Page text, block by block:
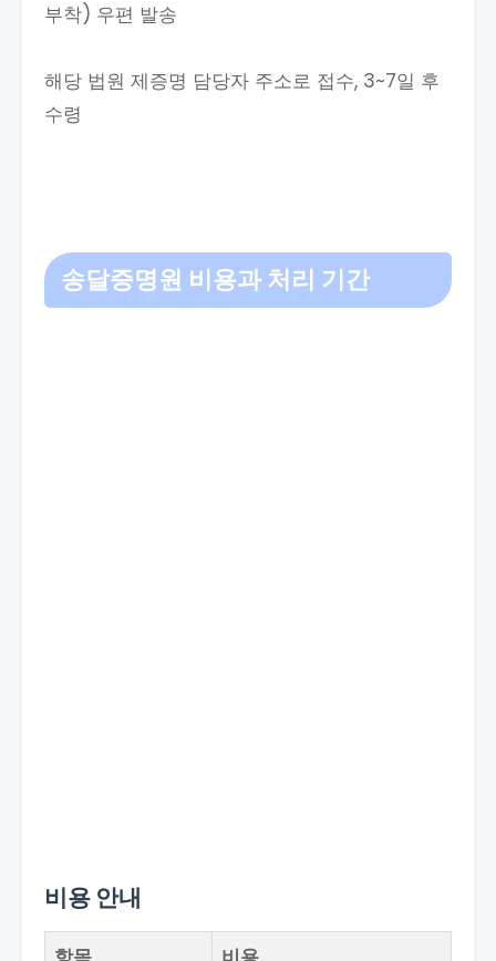
부착) 우편 발송
해당 법원 제증명 담당자 주소로 접수, 3~7일 후
수령
송달증명원 비용과 처리 기간
비용 안내